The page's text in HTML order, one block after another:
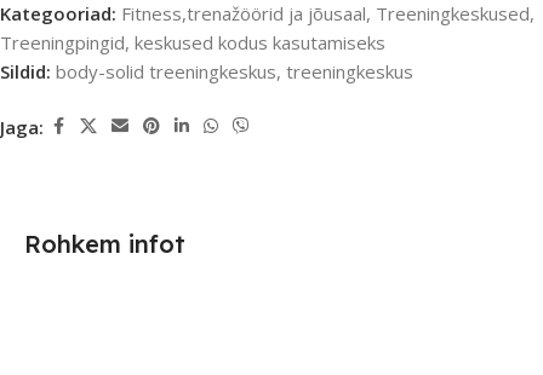
Kategooriad: Fitness,trenažöörid ja jõusaal, Treeningkeskused,
Treeningpingid, keskused kodus kasutamiseks
Sildid: body-solid treeningkeskus, treeningkeskus
Jaga:
Rohkem infot